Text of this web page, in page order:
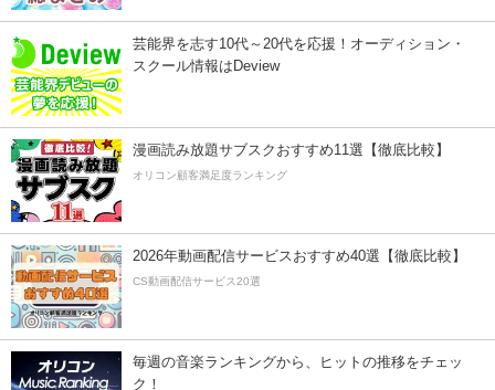
芸能界を志す10代～20代を応援！オーディション・
スクール情報はDeview
漫画読み放題サブスクおすすめ11選【徹底比較】
オリコン顧客満足度ランキング
2026年動画配信サービスおすすめ40選【徹底比較】
CS動画配信サービス20選
毎週の音楽ランキングから、ヒットの推移をチェッ
ク！